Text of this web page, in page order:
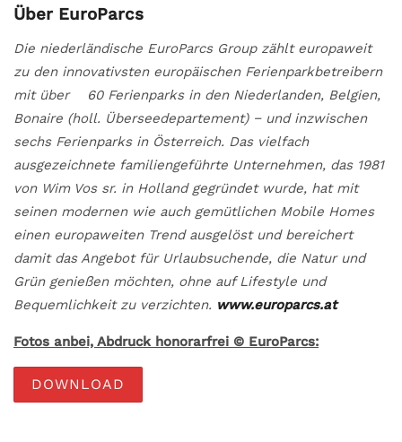
Über EuroParcs
Die niederländische EuroParcs Group zählt europaweit
zu den innovativsten europäischen Ferienparkbetreibern
mit über 60 Ferienparks in den Niederlanden, Belgien,
Bonaire (holl. Überseedepartement) − und inzwischen
sechs Ferienparks in Österreich. Das vielfach
ausgezeichnete familiengeführte Unternehmen, das 1981
von Wim Vos sr. in Holland gegründet wurde, hat mit
seinen modernen wie auch gemütlichen Mobile Homes
einen europaweiten Trend ausgelöst und bereichert
damit das Angebot für Urlaubsuchende, die Natur und
Grün genießen möchten, ohne auf Lifestyle und
Bequemlichkeit zu verzichten. www.europarcs.at
Fotos anbei, Abdruck honorarfrei © EuroParcs:
DOWNLOAD